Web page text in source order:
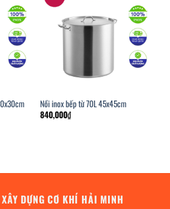
Nồi inox bếp từ 70L 45x45cm
840,000₫
DỰNG CƠ KHÍ HẢI MINH